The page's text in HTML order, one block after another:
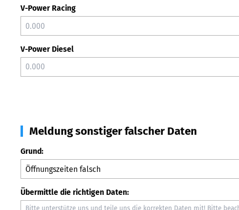
V-Power Racing
V-Power Diesel
Meldung sonstiger falscher Daten
Grund:
Übermittle die richtigen Daten: